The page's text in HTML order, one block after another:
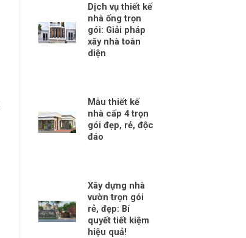
Dịch vụ thiết kế
nhà ống trọn
gói: Giải pháp
xây nhà toàn
diện
Mẫu thiết kế
nhà cấp 4 trọn
gói đẹp, rẻ, độc
đáo
Xây dựng nhà
vườn trọn gói
rẻ, đẹp: Bí
quyết tiết kiệm
hiệu quả!